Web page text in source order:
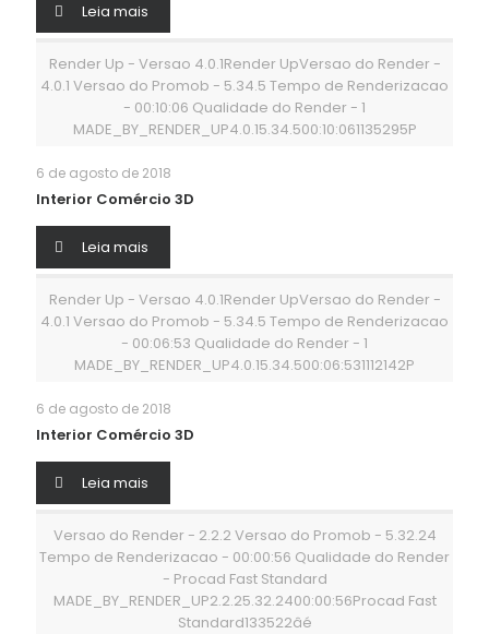
Leia mais
Render Up - Versao 4.0.1Render UpVersao do Render -
4.0.1 Versao do Promob - 5.34.5 Tempo de Renderizacao
- 00:10:06 Qualidade do Render - 1
MADE_BY_RENDER_UP4.0.15.34.500:10:061135295P
6 de agosto de 2018
Interior Comércio 3D
Leia mais
Render Up - Versao 4.0.1Render UpVersao do Render -
4.0.1 Versao do Promob - 5.34.5 Tempo de Renderizacao
- 00:06:53 Qualidade do Render - 1
MADE_BY_RENDER_UP4.0.15.34.500:06:531112142P
6 de agosto de 2018
Interior Comércio 3D
Leia mais
Versao do Render - 2.2.2 Versao do Promob - 5.32.24
Tempo de Renderizacao - 00:00:56 Qualidade do Render
- Procad Fast Standard
MADE_BY_RENDER_UP2.2.25.32.2400:00:56Procad Fast
Standard133522âé